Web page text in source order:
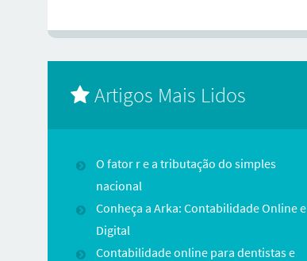
Artigos Mais Lidos
O fator r e a tributação do simples
nacional
Conheça a Arka: Contabilidade Online e
Digital
Contabilidade online para dentistas e